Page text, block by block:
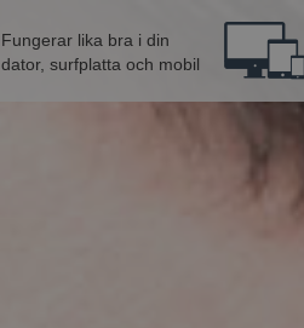
Fungerar lika bra i din
dator, surfplatta och mobil